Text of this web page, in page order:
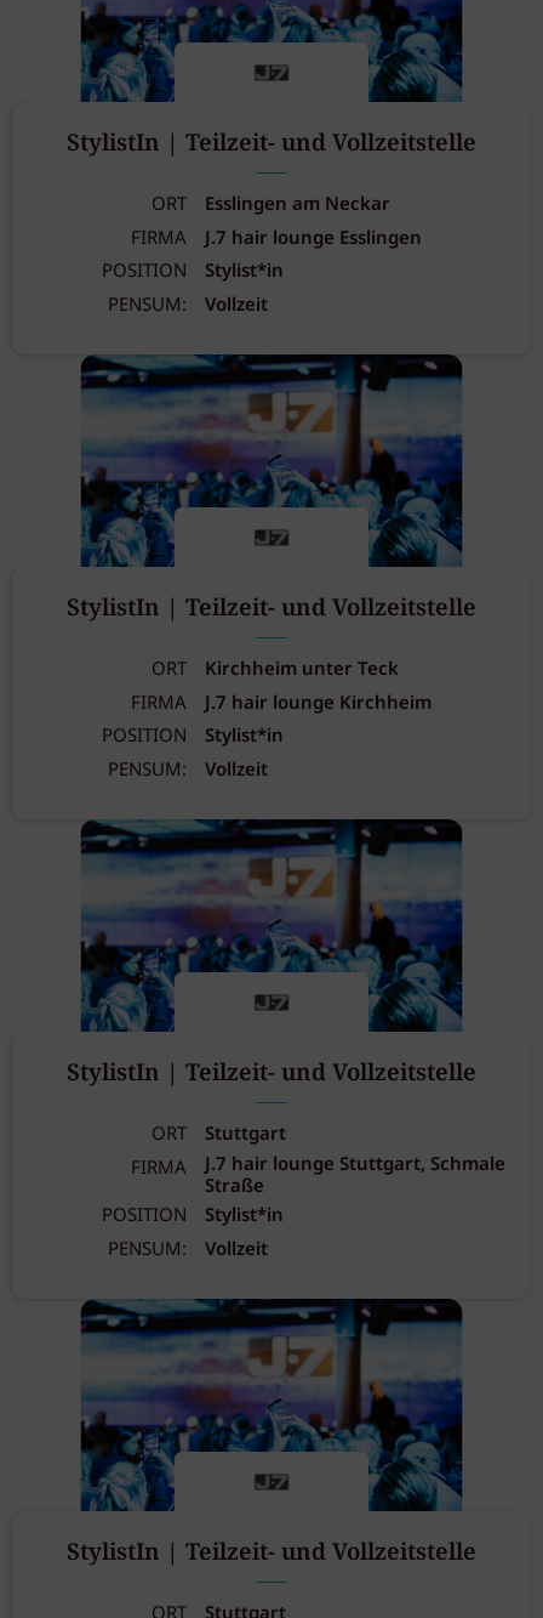
StylistIn | Teilzeit- und Vollzeitstelle
ORT
Esslingen am Neckar
FIRMA
J.7 hair lounge Esslingen
POSITION
Stylist*in
PENSUM:
Vollzeit
StylistIn | Teilzeit- und Vollzeitstelle
ORT
Kirchheim unter Teck
FIRMA
J.7 hair lounge Kirchheim
POSITION
Stylist*in
PENSUM:
Vollzeit
StylistIn | Teilzeit- und Vollzeitstelle
ORT
Stuttgart
FIRMA
J.7 hair lounge Stuttgart, Schmale
Straße
POSITION
Stylist*in
PENSUM:
Vollzeit
StylistIn | Teilzeit- und Vollzeitstelle